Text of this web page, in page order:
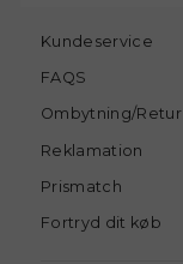
Kundeservice
FAQS
Ombytning/Retur
Reklamation
Prismatch
Fortryd dit køb